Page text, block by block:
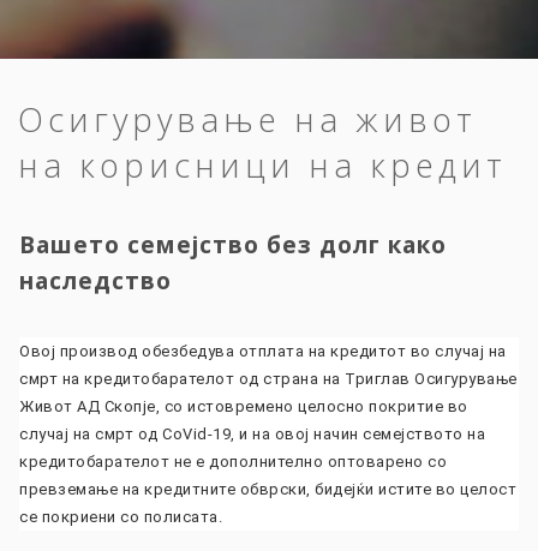
Осигурување на живот
на корисници на кредит
Вашето семејство без долг како
наследство
Овој производ обезбедува отплата на кредитот во случај на
смрт на кредитобарателот од страна на Триглав Осигурување
Живот АД Скопје, со истовремено целосно покритие во
случај на смрт од CoVid-19, и на овој начин семејството на
кредитобарателот не е дополнително оптоваренo со
превземање на кредитните обврски, бидејќи истите во целост
се покриени со полисата.